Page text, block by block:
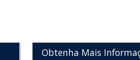
Obtenha Mais